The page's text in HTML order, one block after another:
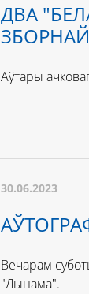
ДВА
ЗБОРНАЙ
Аўтары
30.06.2023
Вечарам
"Дынама".